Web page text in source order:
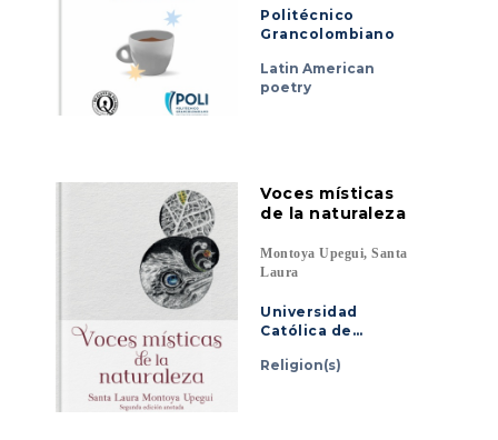
Politécnico
Grancolombiano
Latin American
poetry
Voces místicas
de la naturaleza
Montoya Upegui, Santa
Laura
Universidad
Católica de
Religion(s)